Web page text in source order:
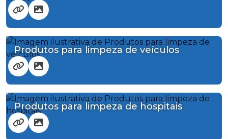
Produtos para limpeza de veículos
Produtos para limpeza de hospitais